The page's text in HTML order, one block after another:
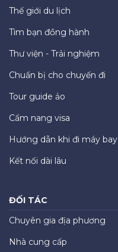
Thế giới du lịch
Tìm bạn đồng hành
Thư viện - Trải nghiệm
Chuẩn bị cho chuyến đi
Tour guide ảo
Cẩm nang visa
Hướng dẫn khi đi máy bay
Kết nối dài lâu
ĐỐI TÁC
Chuyên gia địa phương
Nhà cung cấp